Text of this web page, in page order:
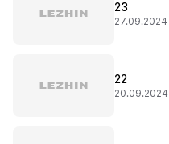
23
27.09.2024
22
20.09.2024